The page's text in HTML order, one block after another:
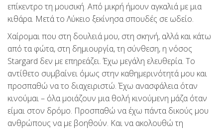
επίκεντρο τη μουσική. Από μικρή ήμουν αγκαλιά με μια
κιθάρα. Μετά το Λύκειο ξεκίνησα σπουδές σε ωδείο.
Χαίρομαι που στη δουλειά μου, στη σκηνή, αλλά και κάτω
από τα φώτα, στη δημιουργία, τη σύνθεση, η νόσος
Stargard δεν με επηρεάζει. Έχω μεγάλη ελευθερία. Το
αντίθετο συμβαίνει όμως στην καθημερινότητά μου και
προσπαθώ να το διαχειριστώ. Έχω ανασφάλεια όταν
κινούμαι – όλα μοιάζουν μια θολή κινούμενη μάζα όταν
είμαι στον δρόμο. Προσπαθώ να έχω πάντα δικούς μου
ανθρώπους να με βοηθούν. Και να ακολουθώ τη